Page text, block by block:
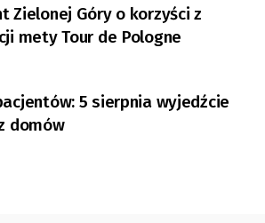
Zielonej Góry o korzyści z
mety Tour de Pologne
5 sierpnia wyjedźcie
domów